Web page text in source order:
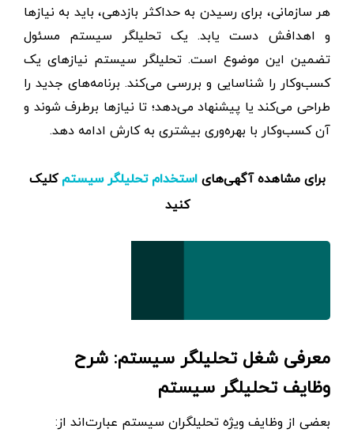
هر سازمانی، برای رسیدن به حداکثر بازدهی، باید به نیازها
و اهدافش دست یابد. یک تحلیلگر سیستم مسئول
تضمین این موضوع است. تحلیلگر سیستم نیازهای یک
کسب‌و‌کار را شناسایی و بررسی می‌کند. برنامه‌های جدید را
طراحی می‌کند یا پیشنهاد می‌دهد؛ تا نیازها برطرف شوند و
آن کسب‌و‌کار با بهره‌وری بیشتری به کارش ادامه دهد.
برای مشاهده آگهی‌هایاستخدام تحلیلگر سیستمکلیک
کنید
معرفی شغل تحلیلگر سیستم: شرح
وظایف تحلیلگر سیستم
بعضی از وظایف ویژه تحلیلگران سیستم عبارت‌اند از: